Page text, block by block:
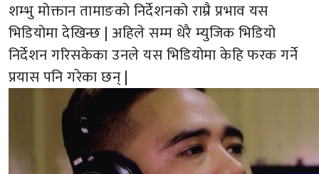
शम्भु मोक्तान तामाङको निर्देशनको राम्रै प्रभाव यस
भिडियोमा देखिन्छ | अहिले सम्म धेरै म्युजिक भिडियो
निर्देशन गरिसकेका उनले यस भिडियोमा केहि फरक गर्ने
प्रयास पनि गरेका छन् |